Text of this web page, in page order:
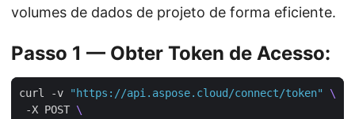
volumes de dados de projeto de forma eficiente.
Passo 1 — Obter Token de Acesso:
curl -v "https://api.aspose.cloud/connect/token"
-X POST